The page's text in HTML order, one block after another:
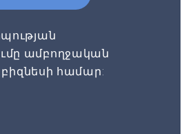
ամբողջական
բիզնեսի համար: